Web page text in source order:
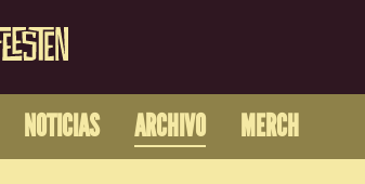
NOTICIAS ARCHIVO MERCH